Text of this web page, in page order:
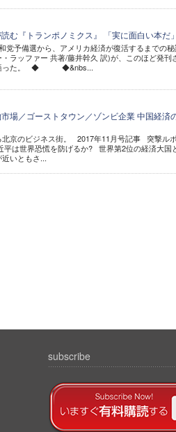
む『トランポノミクス』 「実に面白い本だ」
党予備選から、アメリカ経済が復活するまでの
ラッファー 共著/藤井幹久 訳)が、このほど発
語った。 ◆ ◆&nbs...
市場／ゴーストタウン／ゾンビ企業 中国経
北京のビジネス街。 2017年11月号記事 突撃ル
平は世界恐慌を防げるか? 世界第2位の経済大国
いともさ...
subscribe